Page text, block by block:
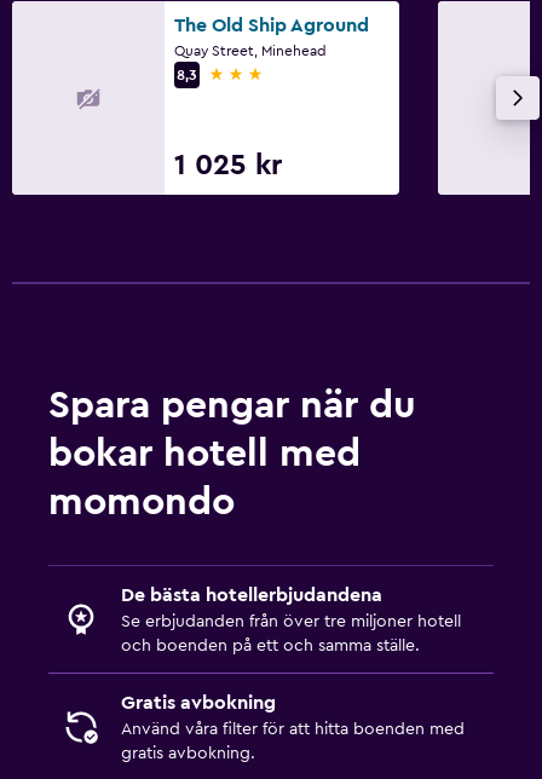
The Old Ship Aground
Quay Street, Minehead
8,3
3 stjärnor
1 025 kr
Spara pengar när du
bokar hotell med
momondo
De bästa hotellerbjudandena
Se erbjudanden från över tre miljoner hotell
och boenden på ett och samma ställe.
Gratis avbokning
Använd våra filter för att hitta boenden med
gratis avbokning.